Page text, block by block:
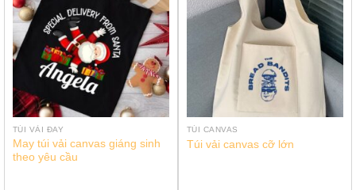
TÚI VẢI ĐAY
May túi vải canvas giáng sinh
theo yêu cầu
TÚI CANVAS
Túi vải canvas cỡ lớn